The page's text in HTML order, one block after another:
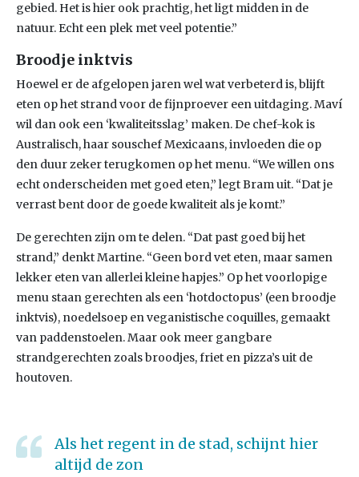
gebied. Het is hier ook prachtig, het ligt midden in de
natuur. Echt een plek met veel potentie.”
Broodje inktvis
Hoewel er de afgelopen jaren wel wat verbeterd is, blijft
eten op het strand voor de fijnproever een uitdaging. Maví
wil dan ook een ‘kwaliteitsslag’ maken. De chef-kok is
Australisch, haar souschef Mexicaans, invloeden die op
den duur zeker terugkomen op het menu. “We willen ons
echt onderscheiden met goed eten,” legt Bram uit. “Dat je
verrast bent door de goede kwaliteit als je komt.”
De gerechten zijn om te delen. “Dat past goed bij het
strand,” denkt Martine. “Geen bord vet eten, maar samen
lekker eten van allerlei kleine hapjes.” Op het voorlopige
menu staan gerechten als een ‘hotdoctopus’ (een broodje
inktvis), noedelsoep en veganistische coquilles, gemaakt
van paddenstoelen. Maar ook meer gangbare
strandgerechten zoals broodjes, friet en pizza’s uit de
houtoven.
Als het regent in de stad, schijnt hier
altijd de zon